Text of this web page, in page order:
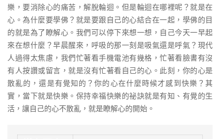
樂，要消除心的痛苦，解脫輪迴。但是輪迴在哪裡呢？就是在
心。為什麼要學佛？就是要跟自己的心結合在一起，學佛的目
的就是為了瞭解心。我們可以停下來想一想，自己今天一早起
來在想什麼？早晨醒來，呼吸的那一刻是吸氣還是呼氣？現代
人過得太焦慮，我們忙著看手機電池有幾格，忙著看臉書有沒
有人按讚或留言，就是沒有忙著看自己的心。此刻，你的心是
散亂的，還是有覺知的？你的心在什麼時候才感到快樂？其
實，當下就是快樂。保持幸福快樂的祕訣就是有知、有覺的生
活，讓自己的心不散亂，就是瞭解心的開始。